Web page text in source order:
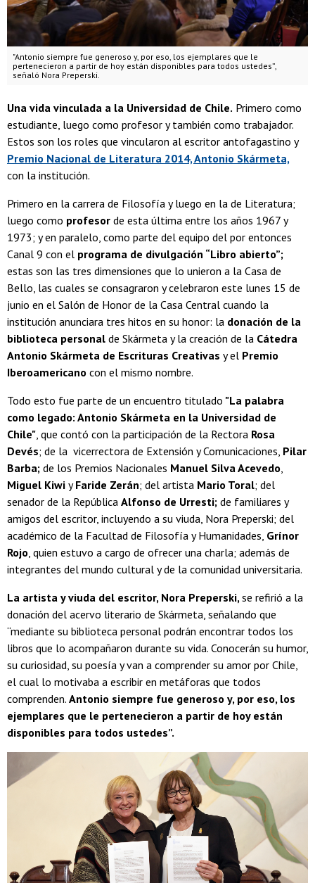
"Antonio siempre fue generoso y, por eso, los ejemplares que le
pertenecieron a partir de hoy están disponibles para todos ustedes”,
señaló Nora Preperski.
Una vida vinculada a la Universidad de Chile. Primero como
estudiante, luego como profesor y también como trabajador.
Estos son los roles que vincularon al escritor antofagastino y
Premio Nacional de Literatura 2014, Antonio Skármeta,
con la institución.
Primero en la carrera de Filosofía y luego en la de Literatura;
luego como profesor de esta última entre los años 1967 y
1973; y en paralelo, como parte del equipo del por entonces
Canal 9 con el programa de divulgación “Libro abierto”;
estas son las tres dimensiones que lo unieron a la Casa de
Bello, las cuales se consagraron y celebraron este lunes 15 de
junio en el Salón de Honor de la Casa Central cuando la
institución anunciara tres hitos en su honor: la donación de la
biblioteca personal de Skármeta y la creación de la Cátedra
Antonio Skármeta de Escrituras Creativas y el Premio
Iberoamericano con el mismo nombre.
Todo esto fue parte de un encuentro titulado "La palabra
como legado: Antonio Skármeta en la Universidad de
Chile", que contó con la participación de la Rectora Rosa
Devés; de la vicerrectora de Extensión y Comunicaciones, Pilar
Barba; de los Premios Nacionales Manuel Silva Acevedo,
Miguel Kiwi yFaride Zerán; del artista Mario Toral; del
senador de la República Alfonso de Urresti; de familiares y
amigos del escritor, incluyendo a su viuda, Nora Preperski; del
académico de la Facultad de Filosofía y Humanidades, Grínor
Rojo, quien estuvo a cargo de ofrecer una charla; además de
integrantes del mundo cultural y de la comunidad universitaria.
La artista y viuda del escritor, Nora Preperski,se refirió a la
donación del acervo literario de Skármeta, señalando que
“mediante su biblioteca personal podrán encontrar todos los
libros que lo acompañaron durante su vida. Conocerán su humor,
su curiosidad, su poesía y van a comprender su amor por Chile,
el cual lo motivaba a escribir en metáforas que todos
comprenden. Antonio siempre fue generoso y, por eso, los
ejemplares que le pertenecieron a partir de hoy están
disponibles para todos ustedes”.